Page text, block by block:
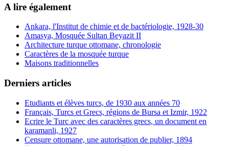
A lire également
Ankara, l'Institut de chimie et de bactériologie, 1928-30
Amasya, Mosquée Sultan Beyazit II
Architecture turque ottomane, chronologie
Caractères de la mosquée turque
Maisons traditionnelles
Derniers articles
Etudiants et élèves turcs, de 1930 aux années 70
Français, Turcs et Grecs, régions de Bursa et Izmir, 1922
Ecrire le Turc avec des caractères grecs, un document en
karamanli, 1927
Censure ottomane, une autorisation de publier, 1894